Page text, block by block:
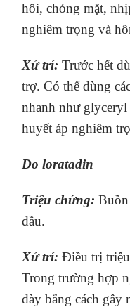
hôi, chóng mặt,
nghiêm trọng và
Xử trí: Trước hết
trợ. Có thể dùng
nhanh như
huyết áp nghiêm
Do loratadin
Triệu chứng:
đầu.
Xử trí: Điều trị
Trong trường hợp
dày bằng cách gây